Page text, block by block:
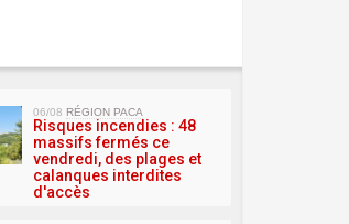
06/08 RÉGION PACA
Risques incendies : 48
massifs fermés ce
vendredi, des plages et
calanques interdites
d'accès